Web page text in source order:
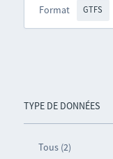
TYPE DE DONNÉES
Tous (2)
Format GTFS